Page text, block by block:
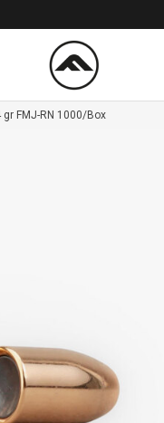
FMJ-RN 1000/Box